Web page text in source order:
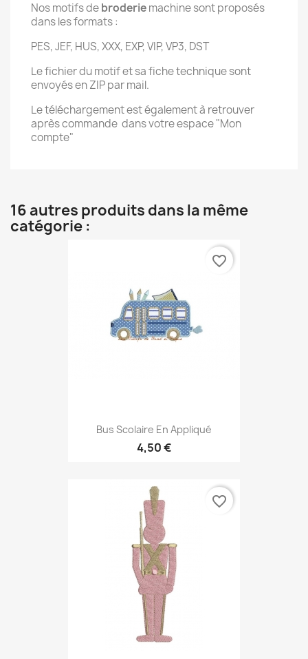
Nos motifs debroderiemachine sont proposés
dans les formats :
PES, JEF, HUS, XXX, EXP, VIP, VP3, DST
Le fichier du motif et sa fiche technique sont
envoyés en ZIP par mail.
Le téléchargement est également à retrouver
après commande dans votre espace "Mon
compte"
16 autres produits dans la même
catégorie :
Bus Scolaire En Appliqué
4,50 €
favorite_border
favorite_border